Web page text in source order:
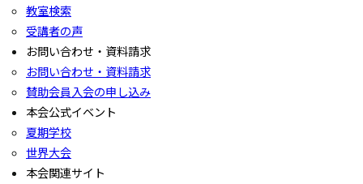
教室検索
受講者の声
お問い合わせ・資料請求
お問い合わせ・資料請求
賛助会員入会の申し込み
本会公式イベント
夏期学校
世界大会
本会関連サイト